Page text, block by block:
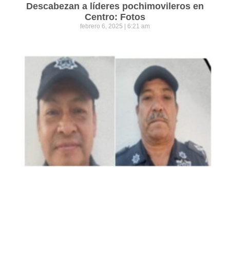
Descabezan a líderes pochimovileros en
Centro: Fotos
febrero 6, 2025 6:21 am